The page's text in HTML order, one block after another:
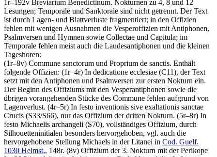
1r–192v Breviarium Benedictinum. Nokturnen zu 4, 8 und 12
Lesungen; Temporale und Sanktorale sind nicht getrennt. Der Text
ist durch Lagen- und Blattverluste fragmentiert; in den Offizien
fehlen mit wenigen Ausnahmen die Vesperoffizien mit Antiphonen,
Psalmversen und Hymnen sowie Collectae und Capitula; im
Temporale fehlen meist auch die Laudesantiphonen und die kleinen
Tageshoren:
(1r–8v) Commune sanctorum und Proprium de sanctis. Enthält
folgende Offizien: (1r–4r) In dedicatione ecclesiae (C11), der Text
setzt mit den Antiphonen und Psalmversen zur ersten Nokturn ein.
Der Beginn des Offiziums mit den Vesperantiphonen sowie die
übrigen vorangehenden Stücke des Commune fehlen aufgrund von
Lagenverlust. (4r–5r) In festo inventionis sive exaltationis sanctae
Crucis (S33/S66), nur das Offizium der dritten Nokturn. (5r–8r) In
festo Michaelis archangeli (S70), vollständiges Offizium, durch
Silhouetteninitialen besonders hervorgehoben, vgl. auch die
hervorgehobene Stellung Michaels in der Litanei in Cod. Guelf.
1030 Helmst., 148r. (8v) Offizium der 3. Nokturn mit der Perikope